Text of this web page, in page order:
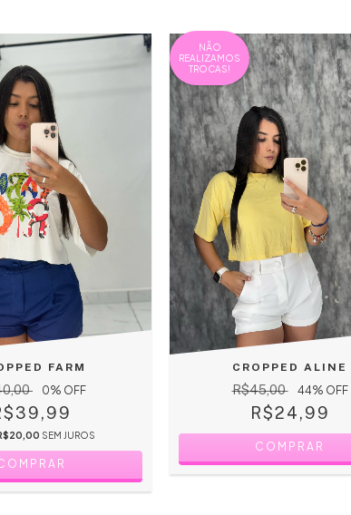
FARM
0% OFF
SEM JUROS
NÃO
REALIZAMOS
TROCAS!
CROPPED ALINE
R$45,00 44% OFF
R$24,99
COMPRAR